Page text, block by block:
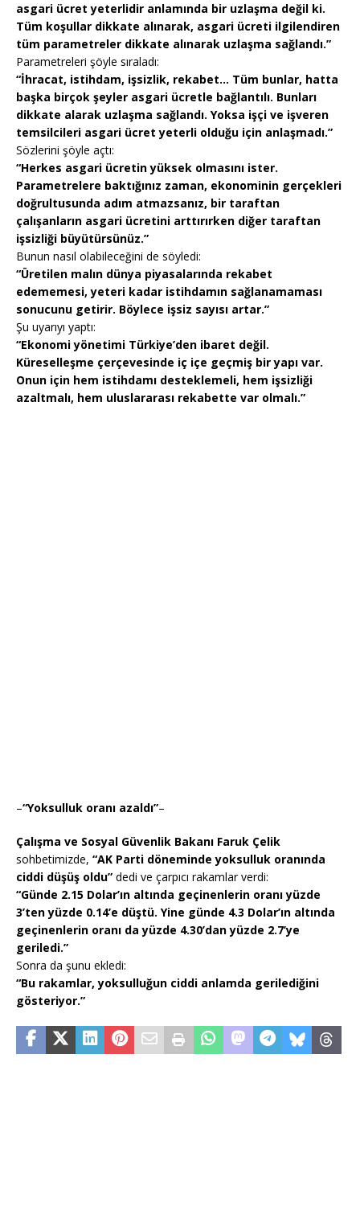
asgari ücret yeterlidir anlamında bir uzlaşma değil ki.
Tüm koşullar dikkate alınarak, asgari ücreti ilgilendiren
tüm parametreler dikkate alınarak uzlaşma sağlandı.”
Parametreleri şöyle sıraladı:
“İhracat, istihdam, işsizlik, rekabet… Tüm bunlar, hatta
başka birçok şeyler asgari ücretle bağlantılı. Bunları
dikkate alarak uzlaşma sağlandı. Yoksa işçi ve işveren
temsilcileri asgari ücret yeterli olduğu için anlaşmadı.”
Sözlerini şöyle açtı:
“Herkes asgari ücretin yüksek olmasını ister.
Parametrelere baktığınız zaman, ekonominin gerçekleri
doğrultusunda adım atmazsanız, bir taraftan
çalışanların asgari ücretini arttırırken diğer taraftan
işsizliği büyütürsünüz.”
Bunun nasıl olabileceğini de söyledi:
“Üretilen malın dünya piyasalarında rekabet
edememesi, yeteri kadar istihdamın sağlanamaması
sonucunu getirir. Böylece işsiz sayısı artar.”
Şu uyarıyı yaptı:
“Ekonomi yönetimi Türkiye’den ibaret değil.
Küreselleşme çerçevesinde iç içe geçmiş bir yapı var.
Onun için hem istihdamı desteklemeli, hem işsizliği
azaltmalı, hem uluslararası rekabette var olmalı.”
–“Yoksulluk oranı azaldı”–
Çalışma ve Sosyal Güvenlik Bakanı Faruk Çelik
sohbetimizde, “AK Parti döneminde yoksulluk oranında
ciddi düşüş oldu” dedi ve çarpıcı rakamlar verdi:
“Günde 2.15 Dolar’ın altında geçinenlerin oranı yüzde
3’ten yüzde 0.14’e düştü. Yine günde 4.3 Dolar’ın altında
geçinenlerin oranı da yüzde 4.30’dan yüzde 2.7’ye
geriledi.”
Sonra da şunu ekledi:
“Bu rakamlar, yoksulluğun ciddi anlamda gerilediğini
gösteriyor.”